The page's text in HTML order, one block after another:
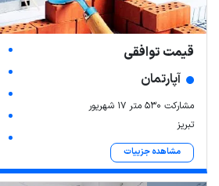
قیمت توافقی
آپارتمان
مشارکت ۵۳۰ متر ۱۷ شهریور
تبریز
مشاهده جزییات